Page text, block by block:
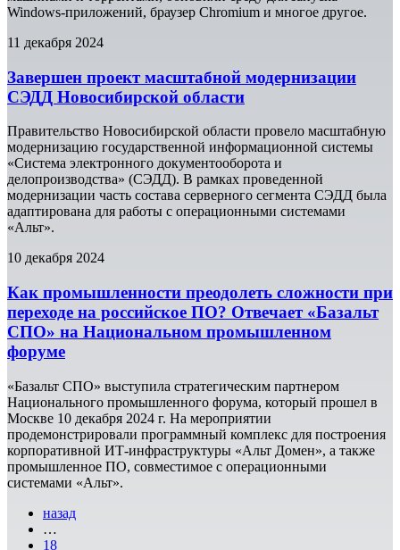
Windows-приложений, браузер Сhromium и многое другое.
11 декабря 2024
Завершен проект масштабной модернизации
СЭДД Новосибирской области
Правительство Новосибирской области провело масштабную
модернизацию государственной информационной системы
«Система электронного документооборота и
делопроизводства» (СЭДД). В рамках проведенной
модернизации часть состава серверного сегмента СЭДД была
адаптирована для работы с операционными системами
«Альт».
10 декабря 2024
Как промышленности преодолеть сложности при
переходе на российское ПО? Отвечает «Базальт
СПО» на Национальном промышленном
форуме
«Базальт СПО» выступила стратегическим партнером
Национального промышленного форума, который прошел в
Москве 10 декабря 2024 г. На мероприятии
продемонстрировали программный комплекс для построения
корпоративной ИТ-инфраструктуры «Альт Домен», а также
промышленное ПО, совместимое с операционными
системами «Альт».
назад
…
18